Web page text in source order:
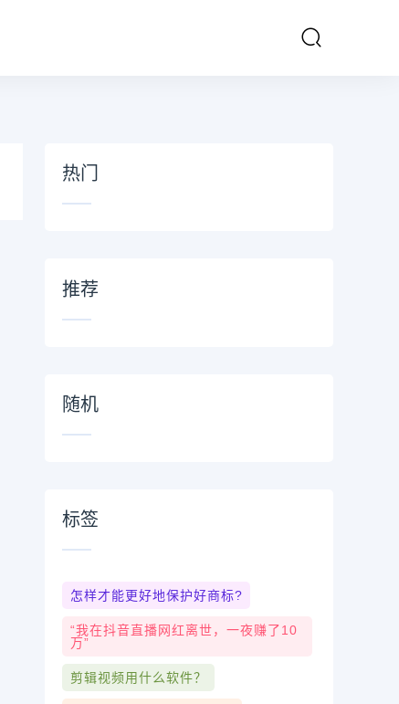
热门
推荐
随机
标签
怎样才能更好地保护好商标?
“我在抖音直播网红离世，一夜赚了10
万”
剪辑视频用什么软件？